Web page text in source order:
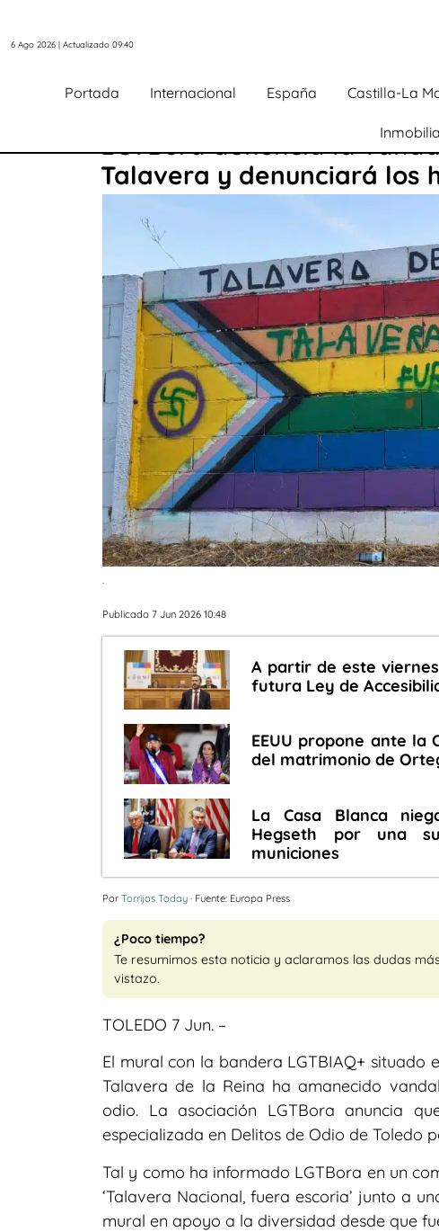
6 Ago 2026 | Actualizado 09:40
Portada Internacional España Castilla-La
LGTBora denuncia la
Talavera y denunciará los
.
Publicado 7 Jun 2026 10:48
A partir de este
futura Ley de
EEUU propone ante la
del matrimonio de
La Casa Blanca
Hegseth por una
municiones
Por Torrijos Today · Fuente: Europa Press
¿Poco tiempo?
Te resumimos esta noticia y aclaramos las dudas
vistazo.
TOLEDO 7 Jun. –
El mural con la bandera LGTBIAQ+ situado
Talavera de la Reina ha amanecido
odio. La asociación LGTBora anuncia
especializada en Delitos de Odio de Toledo
Tal y como ha informado LGTBora en un
‘Talavera Nacional, fuera escoria’ junto a
mural en apoyo a la diversidad desde que